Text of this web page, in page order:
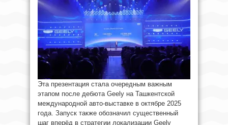
Эта презентация стала очередным важным
этапом после дебюта Geely на Ташкентской
международной авто-выставке в октябре 2025
года. Запуск также обозначил существенный
шаг вперёд в стратегии локализации Geely